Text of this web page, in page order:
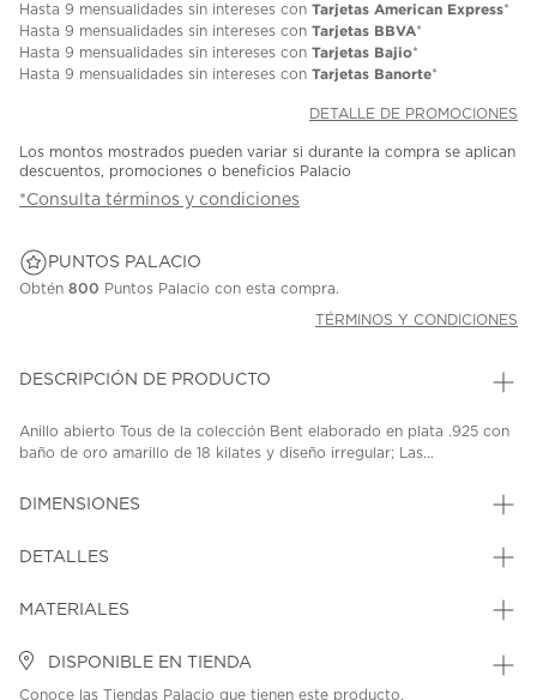
Hasta 9 mensualidades sin intereses con Tarjetas American Express*
Hasta 9 mensualidades sin intereses con Tarjetas BBVA*
Hasta 9 mensualidades sin intereses con Tarjetas Bajio*
Hasta 9 mensualidades sin intereses con Tarjetas Banorte*
DETALLE DE PROMOCIONES
Los montos mostrados pueden variar si durante la compra se aplican
descuentos, promociones o beneficios Palacio
*Consulta términos y condiciones
PUNTOS PALACIO
Obtén 800 Puntos Palacio con esta compra.
TÉRMINOS Y CONDICIONES
DESCRIPCIÓN DE PRODUCTO
Anillo abierto Tous de la colección Bent elaborado en plata .925 con
baño de oro amarillo de 18 kilates y diseño irregular; Las...
DIMENSIONES
DETALLES
MATERIALES
DISPONIBLE EN TIENDA
Conoce las Tiendas Palacio que tienen este producto.